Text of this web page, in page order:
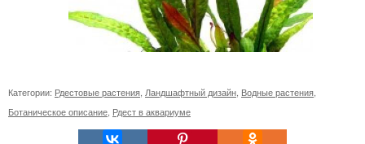
Категории: Рдестовые растения Ландшафтный дизайн Водные растения
Ботаническое описание Рдест в аквариуме